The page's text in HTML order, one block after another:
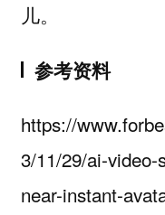
儿。
参考资料
https://
3/11/29/ai-
near-instant-